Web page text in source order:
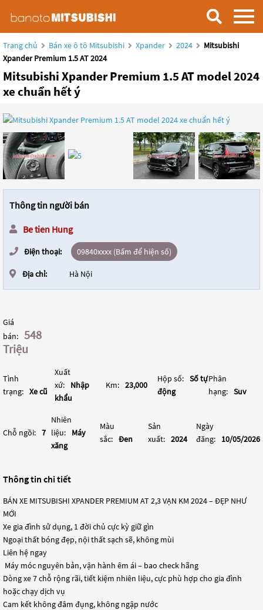
Trang chủ Bán xe ô tô Mitsubishi Xpander 2024
Mitsubishi
Xpander Premium 1.5 AT 2024
Mitsubishi Xpander Premium 1.5 AT model 2024
xe chuẩn hết ý
Thông tin người bán
Be tien Hung
Điện thoại: 09840xxxx (Bấm để hiện số)
Địa chỉ: Hà Nội
Giá
bán: 548
Triệu
Tình
trạng: Xe cũ
Xuất
xứ:
Nhập
khẩu
Km: 23,000
Hộp số: Số tự
động
Phân
hạng: Suv
Chỗ ngồi: 7
Nhiên
liệu:
Máy
xăng
Màu
sắc: Đen
Sản
xuất: 2024
Ngày
đăng:
10/05/2026
Thông tin chi tiết
BÁN XE MITSUBISHI XPANDER PREMIUM AT 2,3 VẠN KM 2024 – ĐẸP NHƯ
MỚI
Xe gia đình sử dụng, 1 đời chủ cực kỳ giữ gìn
Ngoại thất bóng đẹp, nội thất sạch sẽ, không mùi
Liên hệ ngay
️ Máy móc nguyên bản, vận hành êm ái – bao check hãng
Dòng xe 7 chỗ rộng rãi, tiết kiệm nhiên liệu, cực phù hợp cho gia đình
hoặc chạy dịch vụ
Cam kết không đâm đụng, không ngập nước